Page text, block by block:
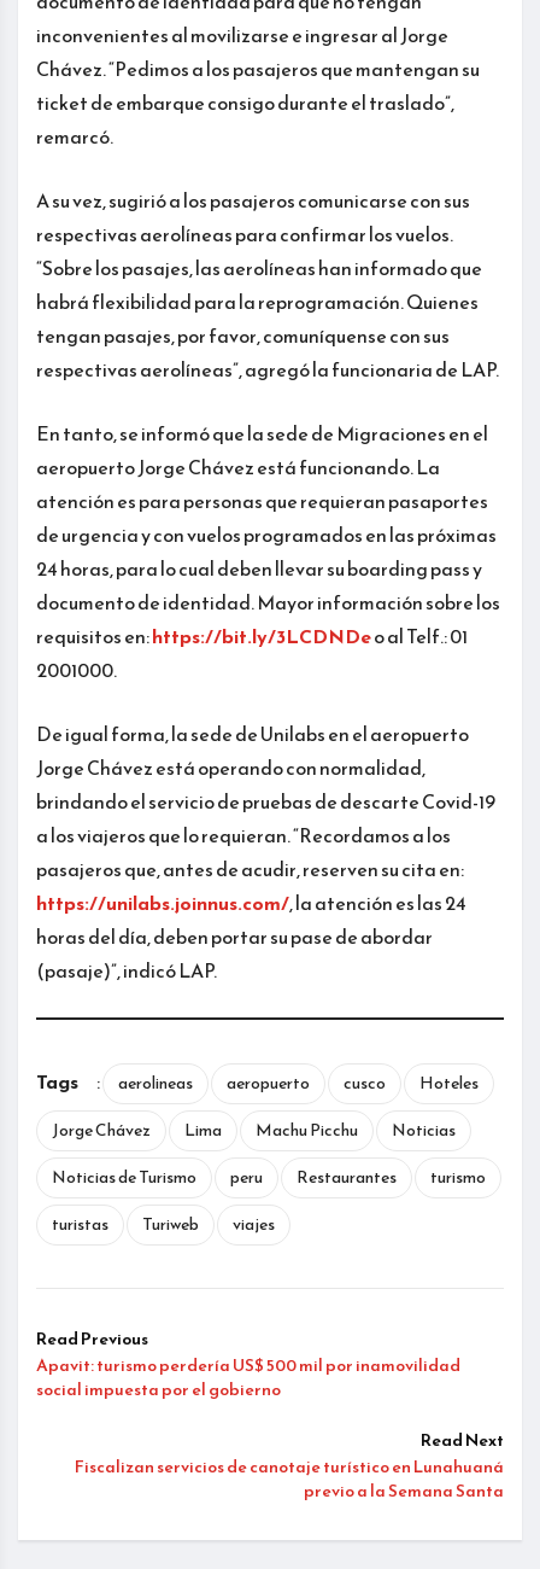
inconvenientes al movilizarse e ingresar al Jorge
Chávez. “Pedimos a los pasajeros que mantengan su
ticket de embarque consigo durante el traslado”,
remarcó.
A su vez, sugirió a los pasajeros comunicarse con sus
respectivas aerolíneas para confirmar los vuelos.
“Sobre los pasajes, las aerolíneas han informado que
habrá flexibilidad para la reprogramación. Quienes
tengan pasajes, por favor, comuníquense con sus
respectivas aerolíneas”, agregó la funcionaria de LAP.
En tanto, se informó que la sede de Migraciones en el
aeropuerto Jorge Chávez está funcionando. La
atención es para personas que requieran pasaportes
de urgencia y con vuelos programados en las próximas
24 horas, para lo cual deben llevar su boarding pass y
documento de identidad. Mayor información sobre los
requisitos en:https://bit.ly/3LCDNDeo al Telf.: 01
2001000.
De igual forma, la sede de Unilabs en el aeropuerto
Jorge Chávez está operando con normalidad,
brindando el servicio de pruebas de descarte Covid-19
a los viajeros que lo requieran. “Recordamos a los
pasajeros que, antes de acudir, reserven su cita en:
https://unilabs.joinnus.com/, la atención es las 24
horas del día, deben portar su pase de abordar
(pasaje)”, indicó LAP.
Tags : aerolineas aeropuerto cusco
Hoteles
Jorge Chávez
Lima Machu Picchu
Noticias
Noticias de Turismo
peru Restaurantes
turismo
turistas
Turiweb viajes
Read Previous
Apavit: turismo perdería US$ 500 mil por inamovilidad
social impuesta por el gobierno
Read Next
Fiscalizan servicios de canotaje turístico en Lunahuaná
previo a la Semana Santa